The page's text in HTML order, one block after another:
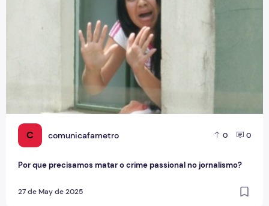
C comunicafametro 0 0
Por que precisamos matar o crime passional no jornalismo?
27 de May de 2025